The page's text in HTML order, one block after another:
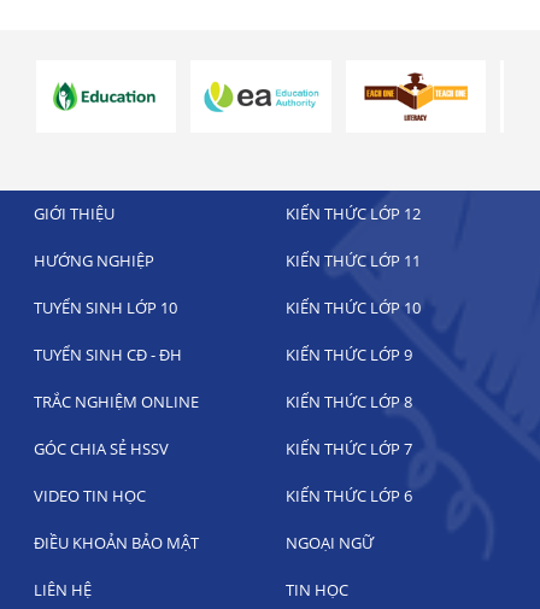
GIỚI THIỆU KIẾN THỨC LỚP 12
HƯỚNG NGHIỆP KIẾN THỨC LỚP 11
TUYỂN SINH LỚP 10 KIẾN THỨC LỚP 10
TUYỂN SINH CĐ - ĐH KIẾN THỨC LỚP 9
TRẮC NGHIỆM ONLINE KIẾN THỨC LỚP 8
GÓC CHIA SẺ HSSV KIẾN THỨC LỚP 7
VIDEO TIN HỌC KIẾN THỨC LỚP 6
ĐIỀU KHOẢN BẢO MẬT NGOẠI NGỮ
LIÊN HỆ TIN HỌC